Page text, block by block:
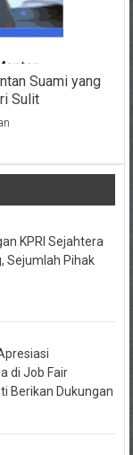
2026
Suami yang
Sulit
pada
Suami
Tak
Negeri
KPRI Sejahtera
Sejumlah Pihak
di Job Fair
Berikan Dukungan